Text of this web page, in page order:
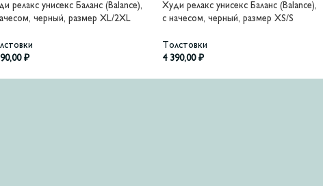
релакс унисекс Баланс (Balance),
черный, размер XL/2XL
₽
Худи релакс унисекс Баланс (Balance),
с начесом, черный, размер XS/S
Толстовки
4 390,00 ₽